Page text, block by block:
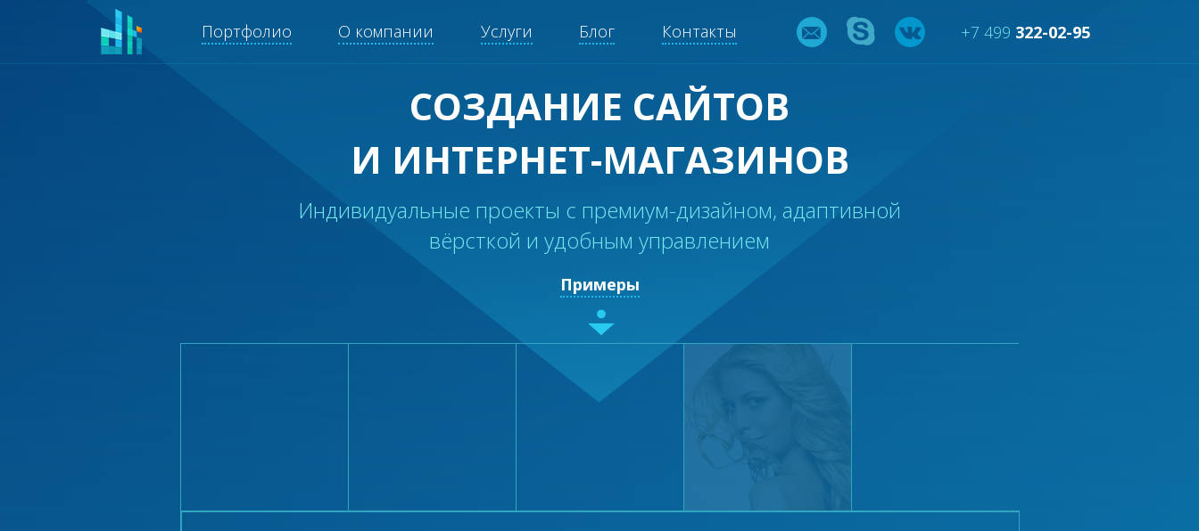
Портфолио О компании Услуги Блог Контакты +7 499 322-02-95
СОЗДАНИЕ САЙТОВ
И ИНТЕРНЕТ-МАГАЗИНОВ
Индивидуальные проекты с премиум-дизайном, адаптивной
вёрсткой и удобным управлением
Примеры